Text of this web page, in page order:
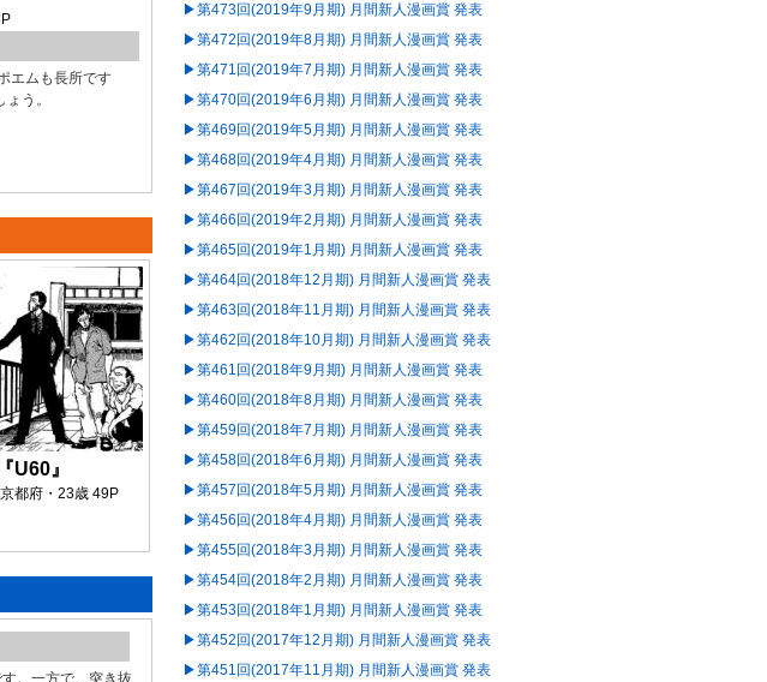
エムも長所です
う。
『U60』
京都府・23歳 49P
▶︎第473回(2019年9月期) 月間新人漫画賞 発表
▶︎第472回(2019年8月期) 月間新人漫画賞 発表
▶︎第471回(2019年7月期) 月間新人漫画賞 発表
▶︎第470回(2019年6月期) 月間新人漫画賞 発表
▶︎第469回(2019年5月期) 月間新人漫画賞 発表
▶︎第468回(2019年4月期) 月間新人漫画賞 発表
▶︎第467回(2019年3月期) 月間新人漫画賞 発表
▶︎第466回(2019年2月期) 月間新人漫画賞 発表
▶︎第465回(2019年1月期) 月間新人漫画賞 発表
▶︎第464回(2018年12月期) 月間新人漫画賞 発表
▶︎第463回(2018年11月期) 月間新人漫画賞 発表
▶︎第462回(2018年10月期) 月間新人漫画賞 発表
▶︎第461回(2018年9月期) 月間新人漫画賞 発表
▶︎第460回(2018年8月期) 月間新人漫画賞 発表
▶︎第459回(2018年7月期) 月間新人漫画賞 発表
▶︎第458回(2018年6月期) 月間新人漫画賞 発表
▶︎第457回(2018年5月期) 月間新人漫画賞 発表
▶︎第456回(2018年4月期) 月間新人漫画賞 発表
▶︎第455回(2018年3月期) 月間新人漫画賞 発表
▶︎第454回(2018年2月期) 月間新人漫画賞 発表
▶︎第453回(2018年1月期) 月間新人漫画賞 発表
▶︎第452回(2017年12月期) 月間新人漫画賞 発表
▶︎第451回(2017年11月期) 月間新人漫画賞 発表